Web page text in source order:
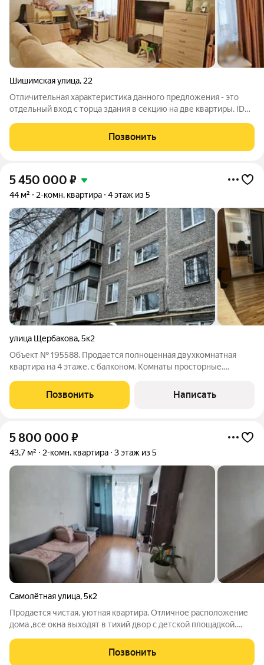
Шишимская улица, 22
Отличительная характеристика данного предложения - это
отдельный вход с торца здания в секцию на две квартиры. ID
Позвонить
5 450 000 ₽
44 м² 2-комн. квартира 4 этаж из 5
улица Щербакова,5к2
Объект № 195588. Продается полноценная двухкомнатная
квартира на 4 этаже, с балконом. Комнаты просторные.
фото остается. Рядом ТЦ Глобус, Аквапарк, Оканариум.
Удобный выезд на ЕКАД и на
Позвонить Написать
5 800 000 ₽
43,7 м² 2-комн. квартира 3 этаж из 5
Самолётная улица,5к2
Продается чистая, уютная квартира. Отличное расположение
дома ,все окна выходят в тихий двор с детской площадкой.
Балкон застеклен . Дом расположен в районе с развитой
инфраструктурой: детский
Позвонить